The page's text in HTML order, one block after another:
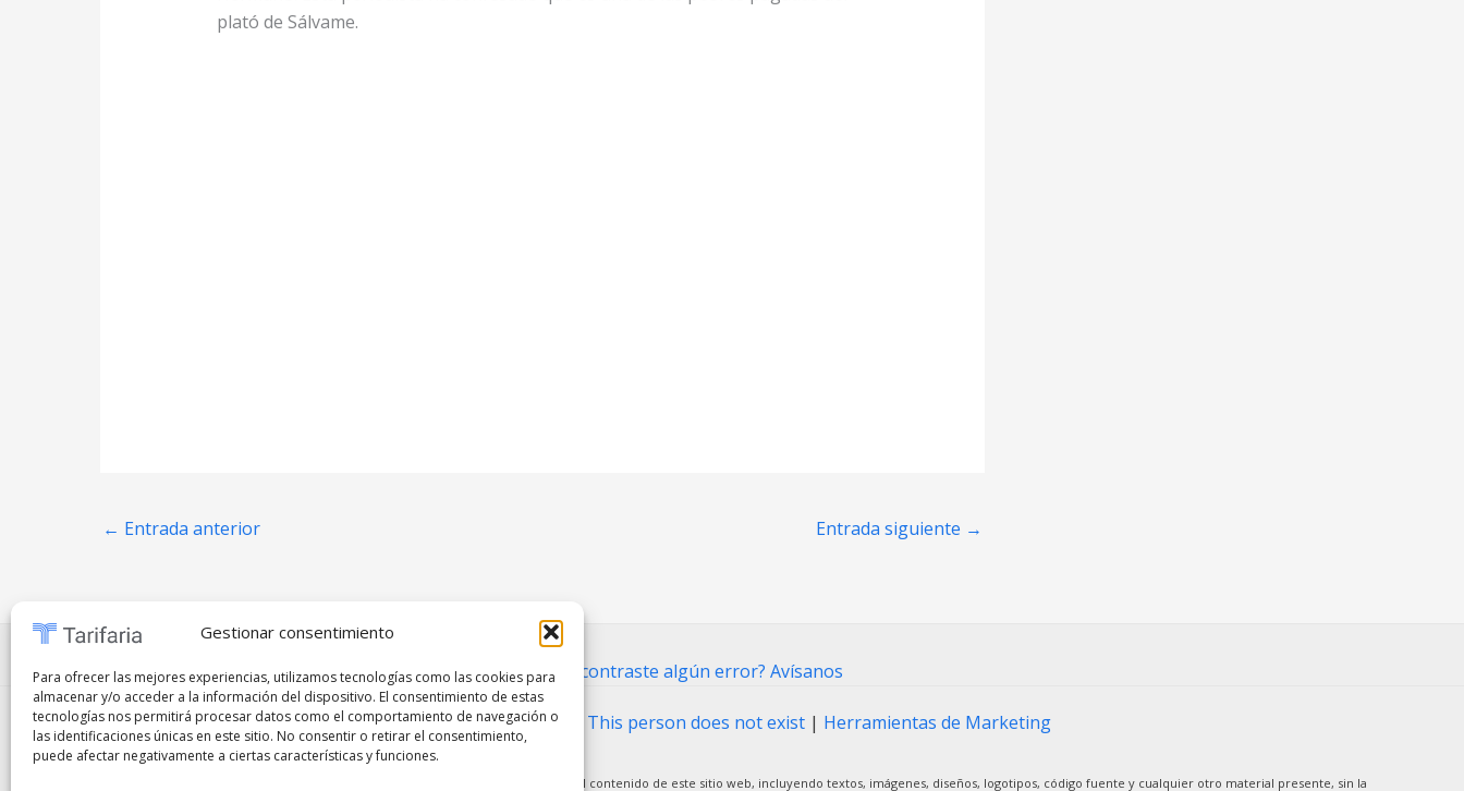
Gestionar consentimiento
Para ofrecer las mejores experiencias, utilizamos tecnologías como las cookies para
almacenar y/o acceder a la información del dispositivo. El consentimiento de estas
tecnologías nos permitirá procesar datos como el comportamiento de navegación o
las identificaciones únicas en este sitio. No consentir o retirar el consentimiento,
puede afectar negativamente a ciertas características y funciones.
plató de Sálvame.
← Entrada anterior Entrada siguiente →
Preguntas frecuentes⋅ Políticas de privacidad ⋅Contacto⋅¿Encontraste algún error? Avísanos
Copyright © 2026Tarifaria|Remote Jobs|Marketing Tool This person does not exist | Herramientas de Marketing
Prohibida la copia, reproducción, distribución, modificación o uso parcial o total del contenido de este sitio web, incluyendo textos, imágenes, diseños, logotipos, código fuente y cualquier otro material presente, sin la